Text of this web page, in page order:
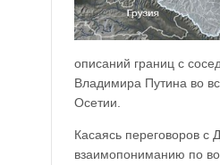
описаний границ с
Владимира Путина во
Осетии.
Касаясь переговоров с
взаимопониманию по